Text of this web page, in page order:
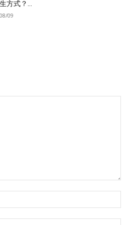
方式？...
09